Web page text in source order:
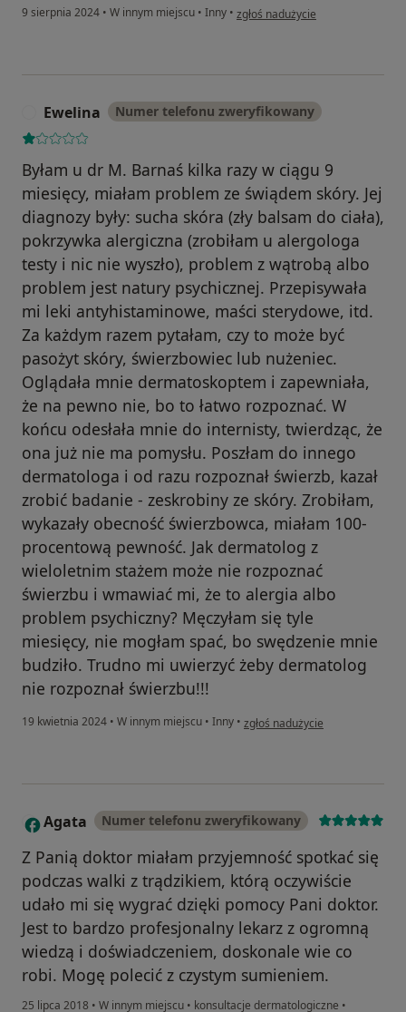
9 sierpnia 2024 • W innym miejscu • Inny • w opinii użytkownika Paweł
zgłoś nadużycie
Ewelina Numer telefonu zweryfikowany
Byłam u dr M. Barnaś kilka razy w ciągu 9
miesięcy, miałam problem ze świądem skóry. Jej
diagnozy były: sucha skóra (zły balsam do ciała),
pokrzywka alergiczna (zrobiłam u alergologa
testy i nic nie wyszło), problem z wątrobą albo
problem jest natury psychicznej. Przepisywała
mi leki antyhistaminowe, maści sterydowe, itd.
Za każdym razem pytałam, czy to może być
pasożyt skóry, świerzbowiec lub nużeniec.
Oglądała mnie dermatoskoptem i zapewniała,
że na pewno nie, bo to łatwo rozpoznać. W
końcu odesłała mnie do internisty, twierdząc, że
ona już nie ma pomysłu. Poszłam do innego
dermatologa i od razu rozpoznał świerzb, kazał
zrobić badanie - zeskrobiny ze skóry. Zrobiłam,
wykazały obecność świerzbowca, miałam 100-
procentową pewność. Jak dermatolog z
wieloletnim stażem może nie rozpoznać
świerzbu i wmawiać mi, że to alergia albo
problem psychiczny? Męczyłam się tyle
miesięcy, nie mogłam spać, bo swędzenie mnie
budziło. Trudno mi uwierzyć żeby dermatolog
nie rozpoznał świerzbu!!!
19 kwietnia 2024 • W innym miejscu • Inny • w opinii użytkownika Ewelina
zgłoś nadużycie
A Agata Numer telefonu zweryfikowany
Z Panią doktor miałam przyjemność spotkać się
podczas walki z trądzikiem, którą oczywiście
udało mi się wygrać dzięki pomocy Pani doktor.
Jest to bardzo profesjonalny lekarz z ogromną
wiedzą i doświadczeniem, doskonale wie co
robi. Mogę polecić z czystym sumieniem.
25 lipca 2018 • W innym miejscu • konsultacje dermatologiczne •